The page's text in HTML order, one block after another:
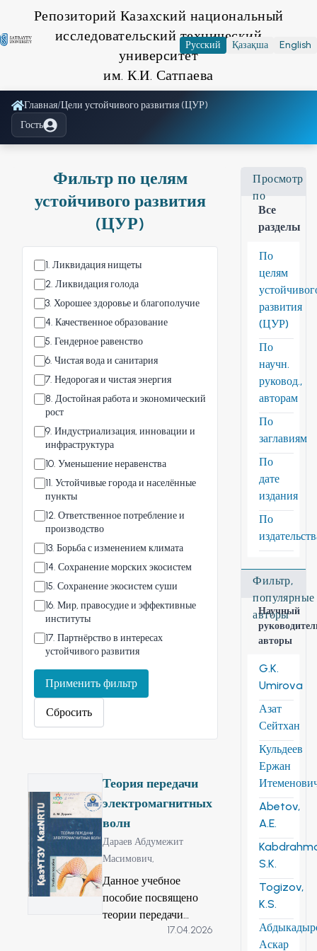
Репозиторий Казахский национальный
исследовательский технический
университет
им. К.И. Сатпаева
Русский Қазақша English
Главная/Цели устойчивого развития (ЦУР)
Гость
Фильтр по целям
устойчивого развития
(ЦУР)
1. Ликвидация нищеты
2. Ликвидация голода
3. Хорошее здоровье и благополучие
4. Качественное образование
5. Гендерное равенство
6. Чистая вода и санитария
7. Недорогая и чистая энергия
8. Достойная работа и экономический
рост
9. Индустриализация, инновации и
инфраструктура
10. Уменьшение неравенства
11. Устойчивые города и населённые
пункты
12. Ответственное потребление и
производство
13. Борьба с изменением климата
14. Сохранение морских экосистем
15. Сохранение экосистем суши
16. Мир, правосудие и эффективные
институты
17. Партнёрство в интересах
устойчивого развития
Применить фильтр
Сбросить
Теория передачи
электромагнитных
волн
Дараев Абдумежит
Масимович,
Данное учебное
пособие посвящено
теории передачи
электромагнитных
17.04.2026
Просмотр
по
Все
разделы
По
целям
развития
(ЦУР)
По
научн.
руковод.,
авторам
По
заглавиям
По
дате
издания
По
Фильтр,
популярные
авторы
Научный
авторы
G.K.
Umirova
Азат
Сейтхан
Кульдеев
Ержан
Abetov,
A.E.
S.K.
Togizov,
K.S.
Аскар